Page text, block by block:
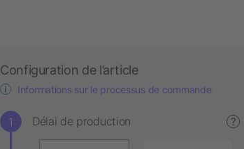
Configuration de l’article
Informations sur le processus de commande
Délai de production ?